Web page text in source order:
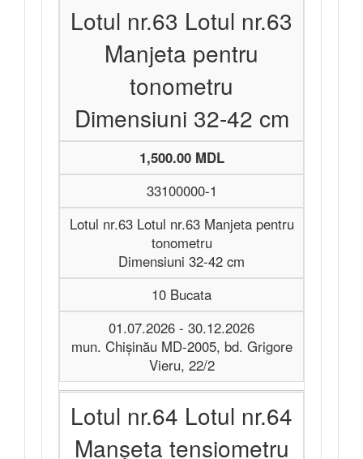
Lotul nr.63 Lotul nr.63
Manjeta pentru
tonometru
Dimensiuni 32-42 cm
1,500.00 MDL
33100000-1
Lotul nr.63 Lotul nr.63 Manjeta pentru
tonometru
Dimensiuni 32-42 cm
10 Bucata
01.07.2026 - 30.12.2026
mun. Chișinău MD-2005, bd. Grigore
Vieru, 22/2
Lotul nr.64 Lotul nr.64
Manșeta tensiometru